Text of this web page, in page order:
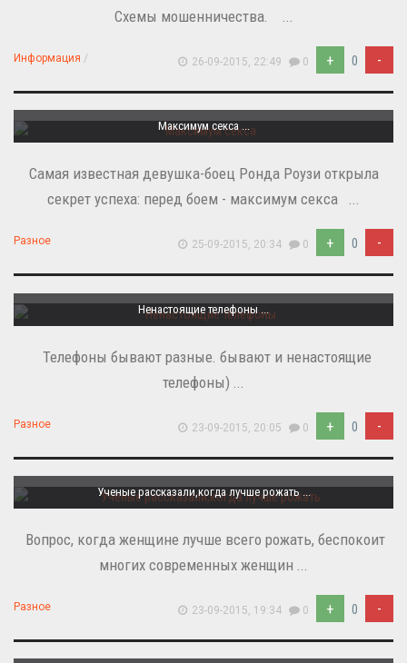
Схемы мошенничества. ...
Информация / 26-09-2015, 22:49 0 + 0 -
Максимум секса ...
Самая известная девушка-боец Ронда Роузи открыла
секрет успеха: перед боем - максимум секса ...
Разное 25-09-2015, 20:34 0 + 0 -
Ненастоящие телефоны ...
Телефоны бывают разные. бывают и ненастоящие
телефоны) ...
Разное 23-09-2015, 20:05 0 + 0 -
Ученые рассказали,когда лучше рожать ...
Вопрос, когда женщине лучше всего рожать, беспокоит
многих современных женщин ...
Разное 23-09-2015, 19:34 0 + 0 -